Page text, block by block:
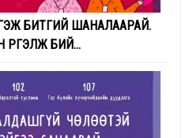
ГЭЖ БИТГИЙ ШАНАЛААРАЙ.
ҮРГЭЛЖ БИЙ...